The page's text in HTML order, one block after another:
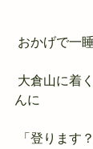
おかげで一
んに
「登ります